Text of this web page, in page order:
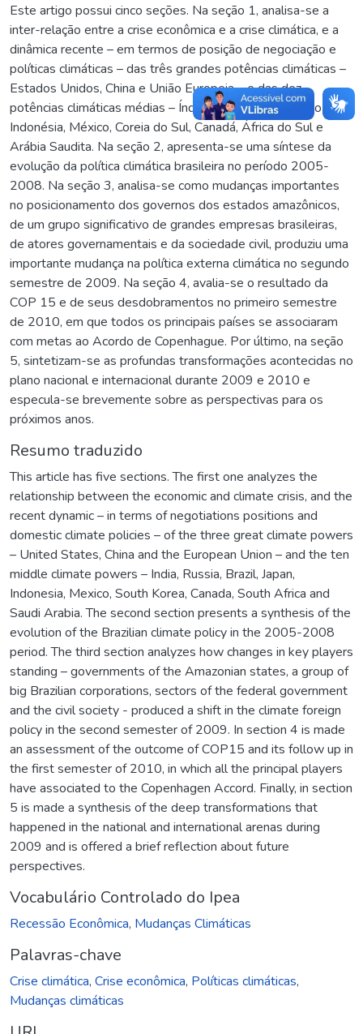
Este artigo possui cinco seções. Na seção 1, analisa-se a
inter-relação entre a crise econômica e a crise climática, e a
dinâmica recente – em termos de posição de negociação e
políticas climáticas – das três grandes potências climáticas –
Estados Unidos, China e União Europeia – e das dez
potências climáticas médias – Índia, Rússia, Brasil, Japão,
Indonésia, México, Coreia do Sul, Canadá, África do Sul e
Arábia Saudita. Na seção 2, apresenta-se uma síntese da
evolução da política climática brasileira no período 2005-
2008. Na seção 3, analisa-se como mudanças importantes
no posicionamento dos governos dos estados amazônicos,
de um grupo significativo de grandes empresas brasileiras,
de atores governamentais e da sociedade civil, produziu uma
importante mudança na política externa climática no segundo
semestre de 2009. Na seção 4, avalia-se o resultado da
COP 15 e de seus desdobramentos no primeiro semestre
de 2010, em que todos os principais países se associaram
com metas ao Acordo de Copenhague. Por último, na seção
5, sintetizam-se as profundas transformações acontecidas no
plano nacional e internacional durante 2009 e 2010 e
especula-se brevemente sobre as perspectivas para os
próximos anos.
Resumo traduzido
This article has five sections. The first one analyzes the
relationship between the economic and climate crisis, and the
recent dynamic – in terms of negotiations positions and
domestic climate policies – of the three great climate powers
– United States, China and the European Union – and the ten
middle climate powers – India, Russia, Brazil, Japan,
Indonesia, Mexico, South Korea, Canada, South Africa and
Saudi Arabia. The second section presents a synthesis of the
evolution of the Brazilian climate policy in the 2005-2008
period. The third section analyzes how changes in key players
standing – governments of the Amazonian states, a group of
big Brazilian corporations, sectors of the federal government
and the civil society - produced a shift in the climate foreign
policy in the second semester of 2009. In section 4 is made
an assessment of the outcome of COP15 and its follow up in
the first semester of 2010, in which all the principal players
have associated to the Copenhagen Accord. Finally, in section
5 is made a synthesis of the deep transformations that
happened in the national and international arenas during
2009 and is offered a brief reflection about future
perspectives.
Vocabulário Controlado do Ipea
Recessão Econômica, Mudanças Climáticas
Palavras-chave
Crise climática, Crise econômica, Políticas climáticas,
Mudanças climáticas